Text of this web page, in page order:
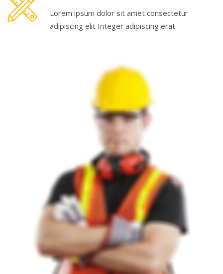
Lorem ipsum dolor sit amet consectetur
adipiscing elit Integer adipiscing erat